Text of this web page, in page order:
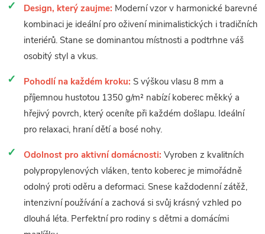
Design, který zaujme: Moderní vzor v harmonické barevné
kombinaci je ideální pro oživení minimalistických i tradičních
interiérů. Stane se dominantou místnosti a podtrhne váš
osobitý styl a vkus.
Pohodlí na každém kroku: S výškou vlasu 8 mm a
příjemnou hustotou 1350 g/m² nabízí koberec měkký a
hřejivý povrch, který oceníte při každém došlapu. Ideální
pro relaxaci, hraní dětí a bosé nohy.
Odolnost pro aktivní domácnosti: Vyroben z kvalitních
polypropylenových vláken, tento koberec je mimořádně
odolný proti oděru a deformaci. Snese každodenní zátěž,
intenzivní používání a zachová si svůj krásný vzhled po
dlouhá léta. Perfektní pro rodiny s dětmi a domácími